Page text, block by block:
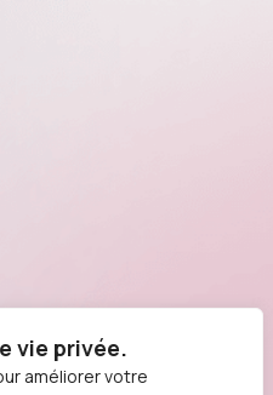
vie privée.
améliorer votre